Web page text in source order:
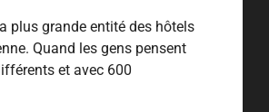
plus grande entité des hôtels
Quand les gens pensent
et avec 600